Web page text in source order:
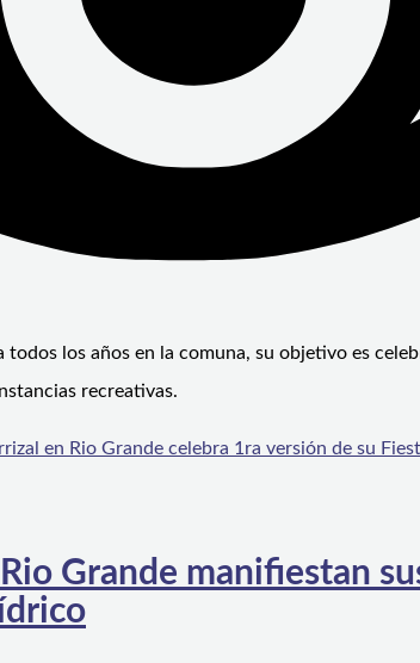
todos los años en la comuna, su objetivo es
recreativas.
en Rio Grande celebra 1ra versión de su
Grande manifiestan